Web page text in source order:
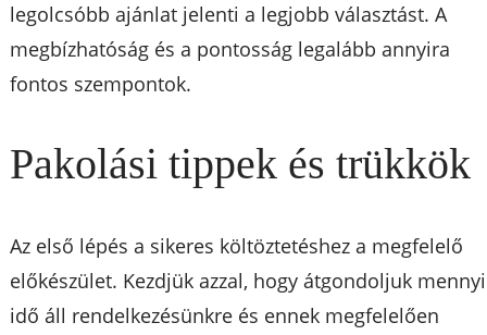
legolcsóbb ajánlat jelenti a legjobb választást. A
megbízhatóság és a pontosság legalább annyira
fontos szempontok.
Pakolási tippek és trükkök
Az első lépés a sikeres költöztetéshez a megfelelő
előkészület. Kezdjük azzal, hogy átgondoljuk mennyi
idő áll rendelkezésünkre és ennek megfelelően